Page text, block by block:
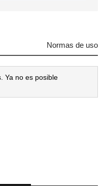
Normas de uso
Ya no es posible